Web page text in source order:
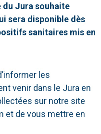
du Jura souhaite
sera disponible dès
sanitaires mis en
les
venir dans le Jura en
sur notre site
et de vous mettre en